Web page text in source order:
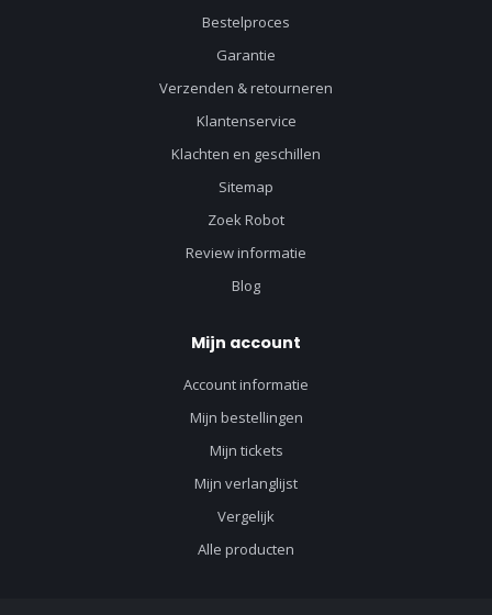
Bestelproces
Garantie
Verzenden & retourneren
Klantenservice
Klachten en geschillen
Sitemap
Zoek Robot
Review informatie
Blog
Mijn account
Account informatie
Mijn bestellingen
Mijn tickets
Mijn verlanglijst
Vergelijk
Alle producten